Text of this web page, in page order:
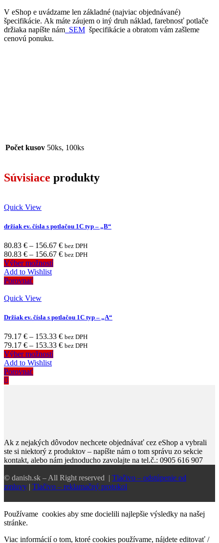
V eShop e uvádzame len základné (najviac objednávané)
špecifikácie. Ak máte záujem o iný druh náklad, farebnosť potlače
držiaka napíšte nám SEM špecifikácie a obratom vám zašleme
cenovú ponuku.
Počet kusov 50ks, 100ks
Súvisiace produkty
Quick View
držiak ev. čísla s potlačou 1C typ – „B“
80.83 € – 156.67 € bez DPH
80.83 € – 156.67 € bez DPH
Výber možností
Add to Wishlist
Porovnať
Quick View
Držiak ev. čísla s potlačou 1C typ – „A“
79.17 € – 153.33 € bez DPH
79.17 € – 153.33 € bez DPH
Výber možností
Add to Wishlist
Porovnať
Ak z nejakých dôvodov nechcete objednávať cez eShop a vybrali
ste si niektorý z produktov – napíšte nám o tom správu zo sekcie
kontakt, alebo nám jednoducho zavolajte na tel.č.: 0905 616 907
© danish.sk – All Right reserved | Tlačivo – odstúpenie od
zmluvy | Tlačivo – reklamačný protokol
Používame cookies aby sme docielili najlepšie výsledky na našej
stránke.
Viac informácií o tom, ktoré cookies používame, nájdete editovať /